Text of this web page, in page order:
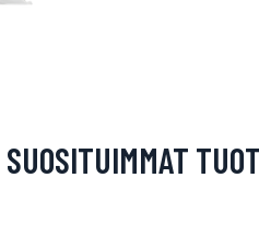
SUOSITUIMMAT